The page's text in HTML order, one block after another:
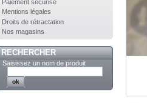
Paiement sécurisé
Mentions légales
Droits de rétractation
Nos magasins
RECHERCHER
Saisissez un nom de produit